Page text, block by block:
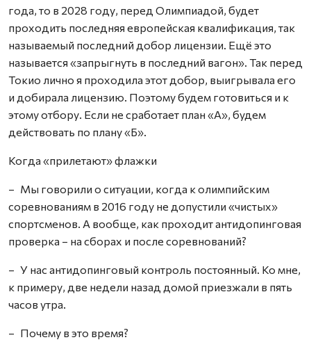
года, то в 2028 году, перед Олимпиадой, будет
проходить последняя европейская квалификация, так
называемый последний добор лицензии. Ещё это
называется «запрыгнуть в последний вагон». Так перед
Токио лично я проходила этот добор, выигрывала его
и добирала лицензию. Поэтому будем готовиться и к
этому отбору. Если не сработает план «А», будем
действовать по плану «Б».
Когда «прилетают» флажки
– Мы говорили о ситуации, когда к олимпийским
соревнованиям в 2016 году не допустили «чистых»
спортсменов. А вообще, как проходит антидопинговая
проверка – на сборах и после соревнований?
– У нас антидопинговый контроль постоянный. Ко мне,
к примеру, две недели назад домой приезжали в пять
часов утра.
– Почему в это время?